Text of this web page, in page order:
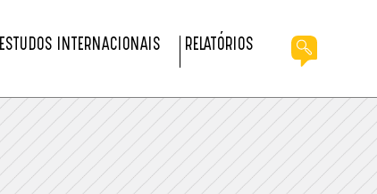
ESTUDOS INTERNACIONAIS RELATÓRIOS